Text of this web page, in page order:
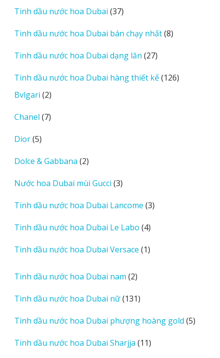
Tinh dầu nước hoa Dubai 3737
phẩm
Tinh dầu nước hoa Dubai bán chạy nhất 88
Tinh dầu nước hoa Dubai dạng lăn 2727
phẩm
Tinh dầu nước hoa Dubai hàng thiết kế 126126
Bvlgari 22
phẩm
Chanel 77
Dior 55
phẩm
Dolce & Gabbana 22
phẩm
Nước hoa Dubai mùi Gucci 33
phẩm
Tinh dầu nước hoa Dubai Lancome 33
Tinh dầu nước hoa Dubai Le Labo 44
phẩm
Tinh dầu nước hoa Dubai Versace 11
Tinh dầu nước hoa Dubai nam 22
phẩm
Tinh dầu nước hoa Dubai nữ 131131
phẩm
Tinh dầu nước hoa Dubai phượng hoàng gold 55
Tinh dầu nước hoa Dubai Sharjja 1111